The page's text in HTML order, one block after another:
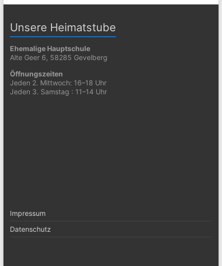
Unsere Heimatstube
Ehemalige Hauptschule
Alte Geer 6, 58285 Gevelberg
Öffnungszeiten
Jeden 2. Mittwoch: 16–18 Uhr
Jeden 3. Samstag : 11–14 Uhr
Impressum
Datenschutz